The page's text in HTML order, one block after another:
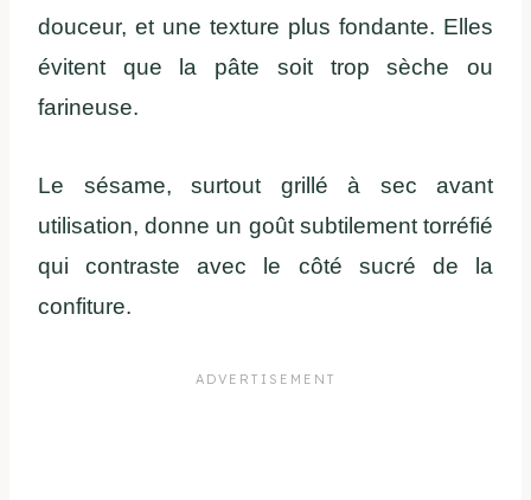
douceur, et une texture plus fondante. Elles
évitent que la pâte soit trop sèche ou
farineuse.
Le sésame, surtout grillé à sec avant
utilisation, donne un goût subtilement torréfié
qui contraste avec le côté sucré de la
confiture.